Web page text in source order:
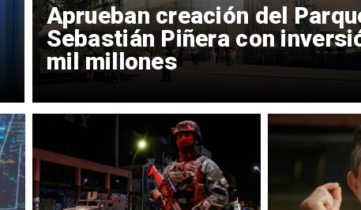
Aprueban creación del
Sebastián Piñera con
mil millones